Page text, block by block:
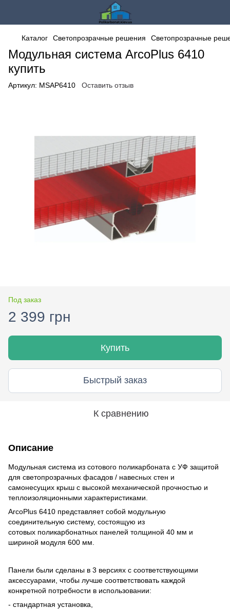
Каталог Светопрозрачные решения Светопрозрачные
Модульная система ArcoPlus 6410
купить
Артикул: MSAP6410 Оставить отзыв
Под заказ
2 399 грн
Купить
Быстрый заказ
К сравнению
Описание
Модульная система из сотового поликарбоната с УФ защитой
для светопрозрачных фасадов / навесных стен и
самонесущих крыш с высокой механической прочностью и
теплоизоляционными характеристиками.
ArcoPlus 6410 представляет собой модульную
соединительную систему, состоящую из
сотовых поликарбонатных панелей толщиной 40 мм и
шириной модуля 600 мм.
Панели были сделаны в 3 версиях с соответствующими
аксессуарами, чтобы лучше соответствовать каждой
конкретной потребности в использовании:
- стандартная установка,